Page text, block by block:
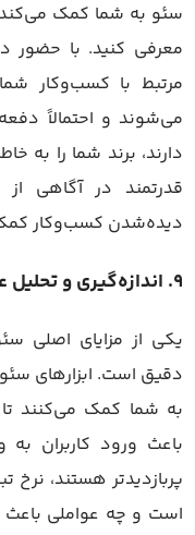
سئو به شما کمک می‌کند
معرفی کنید. با حضور
مرتبط با کسب‌وکار
می‌شوند و احتمالاً
دارند، برند شما را به
قدرتمند در آگاهی
دیده‌شدن کسب‌وکار
9. اندازه‌گیری و تحلیل عملکرد دقیق
یکی از مزایای اصلی
دقیق است. ابزارهای
به شما کمک می‌کنند
باعث ورود کاربران
پربازدیدتر هستند، نرخ
است و چه عواملی باعث